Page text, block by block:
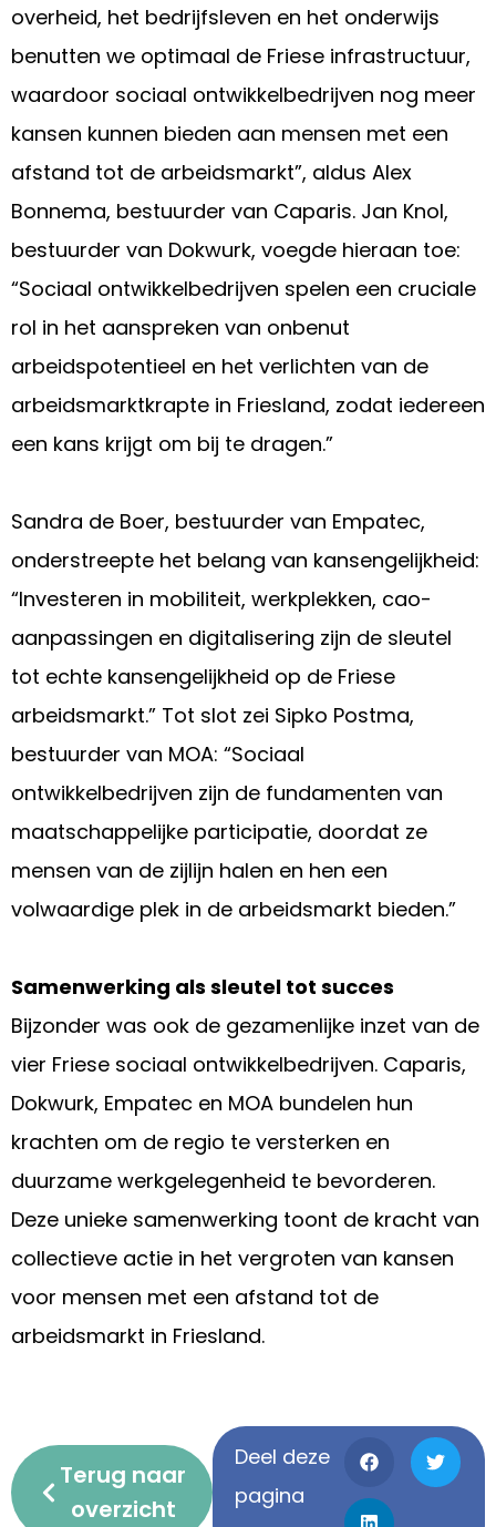
overheid, het bedrijfsleven en het onderwijs
benutten we optimaal de Friese infrastructuur,
waardoor sociaal ontwikkelbedrijven nog meer
kansen kunnen bieden aan mensen met een
afstand tot de arbeidsmarkt”, aldus Alex
Bonnema, bestuurder van Caparis. Jan Knol,
bestuurder van Dokwurk, voegde hieraan toe:
“Sociaal ontwikkelbedrijven spelen een cruciale
rol in het aanspreken van onbenut
arbeidspotentieel en het verlichten van de
arbeidsmarktkrapte in Friesland, zodat iedereen
een kans krijgt om bij te dragen.”
Sandra de Boer, bestuurder van Empatec,
onderstreepte het belang van kansengelijkheid:
“Investeren in mobiliteit, werkplekken, cao-
aanpassingen en digitalisering zijn de sleutel
tot echte kansengelijkheid op de Friese
arbeidsmarkt.” Tot slot zei Sipko Postma,
bestuurder van MOA: “Sociaal
ontwikkelbedrijven zijn de fundamenten van
maatschappelijke participatie, doordat ze
mensen van de zijlijn halen en hen een
volwaardige plek in de arbeidsmarkt bieden.”
Samenwerking als sleutel tot succes
Bijzonder was ook de gezamenlijke inzet van de
vier Friese sociaal ontwikkelbedrijven. Caparis,
Dokwurk, Empatec en MOA bundelen hun
krachten om de regio te versterken en
duurzame werkgelegenheid te bevorderen.
Deze unieke samenwerking toont de kracht van
collectieve actie in het vergroten van kansen
voor mensen met een afstand tot de
arbeidsmarkt in Friesland.
Terug naar
overzicht
Deel deze
pagina